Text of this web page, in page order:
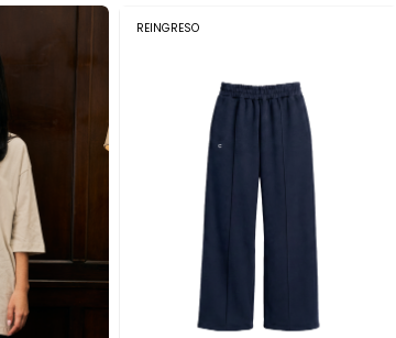
REINGRESO